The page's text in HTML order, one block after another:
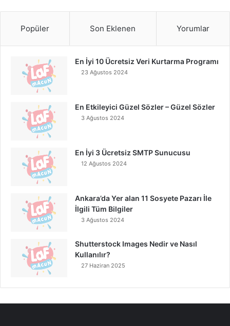
Popüler Son Eklenen Yorumlar
En İyi 10 Ücretsiz Veri Kurtarma Programı
23 Ağustos 2024
En Etkileyici Güzel Sözler – Güzel Sözler
3 Ağustos 2024
En İyi 3 Ücretsiz SMTP Sunucusu
12 Ağustos 2024
Ankara’da Yer alan 11 Sosyete Pazarı İle
İlgili Tüm Bilgiler
3 Ağustos 2024
Shutterstock Images Nedir ve Nasıl
Kullanılır?
27 Haziran 2025